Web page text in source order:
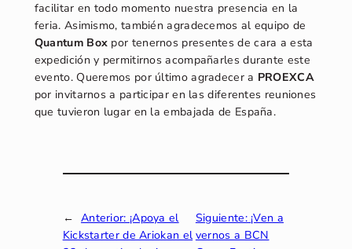
facilitar en todo momento nuestra presencia en la
feria. Asimismo, también agradecemos al equipo de
Quantum Box por tenernos presentes de cara a esta
expedición y permitirnos acompañarles durante este
evento. Queremos por último agradecer a PROEXCA
por invitarnos a participar en las diferentes reuniones
que tuvieron lugar en la embajada de España.
← Anterior: ¡Apoya el
Kickstarter de Ariokan el
Siguiente:¡Ven a
vernos a BCN